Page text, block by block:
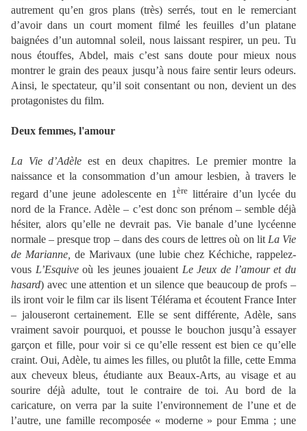
autrement qu’en gros plans (très) serrés, tout en le remerciant
d’avoir dans un court moment filmé les feuilles d’un platane
baignées d’un automnal soleil, nous laissant respirer, un peu. Tu
nous étouffes, Abdel, mais c’est sans doute pour mieux nous
montrer le grain des peaux jusqu’à nous faire sentir leurs odeurs.
Ainsi, le spectateur, qu’il soit consentant ou non, devient un des
protagonistes du film.
Deux femmes, l'amour
La Vie d’Adèle est en deux chapitres. Le premier montre la
naissance et la consommation d’un amour lesbien, à travers le
regard d’une jeune adolescente en 1ère littéraire d’un lycée du
nord de la France. Adèle – c’est donc son prénom – semble déjà
hésiter, alors qu’elle ne devrait pas. Vie banale d’une lycéenne
normale – presque trop – dans des cours de lettres où on lit La Vie
de Marianne, de Marivaux (une lubie chez Kéchiche, rappelez-
vous L’Esquiveoù les jeunes jouaient Le Jeux de l’amour et du
hasard) avec une attention et un silence que beaucoup de profs –
ils iront voir le film car ils lisent Télérama et écoutent France Inter
– jalouseront certainement. Elle se sent différente, Adèle, sans
vraiment savoir pourquoi, et pousse le bouchon jusqu’à essayer
garçon et fille, pour voir si ce qu’elle ressent est bien ce qu’elle
craint. Oui, Adèle, tu aimes les filles, ou plutôt la fille, cette Emma
aux cheveux bleus, étudiante aux Beaux-Arts, au visage et au
sourire déjà adulte, tout le contraire de toi. Au bord de la
caricature, on verra par la suite l’environnement de l’une et de
l’autre, une famille recomposée « moderne » pour Emma ; une